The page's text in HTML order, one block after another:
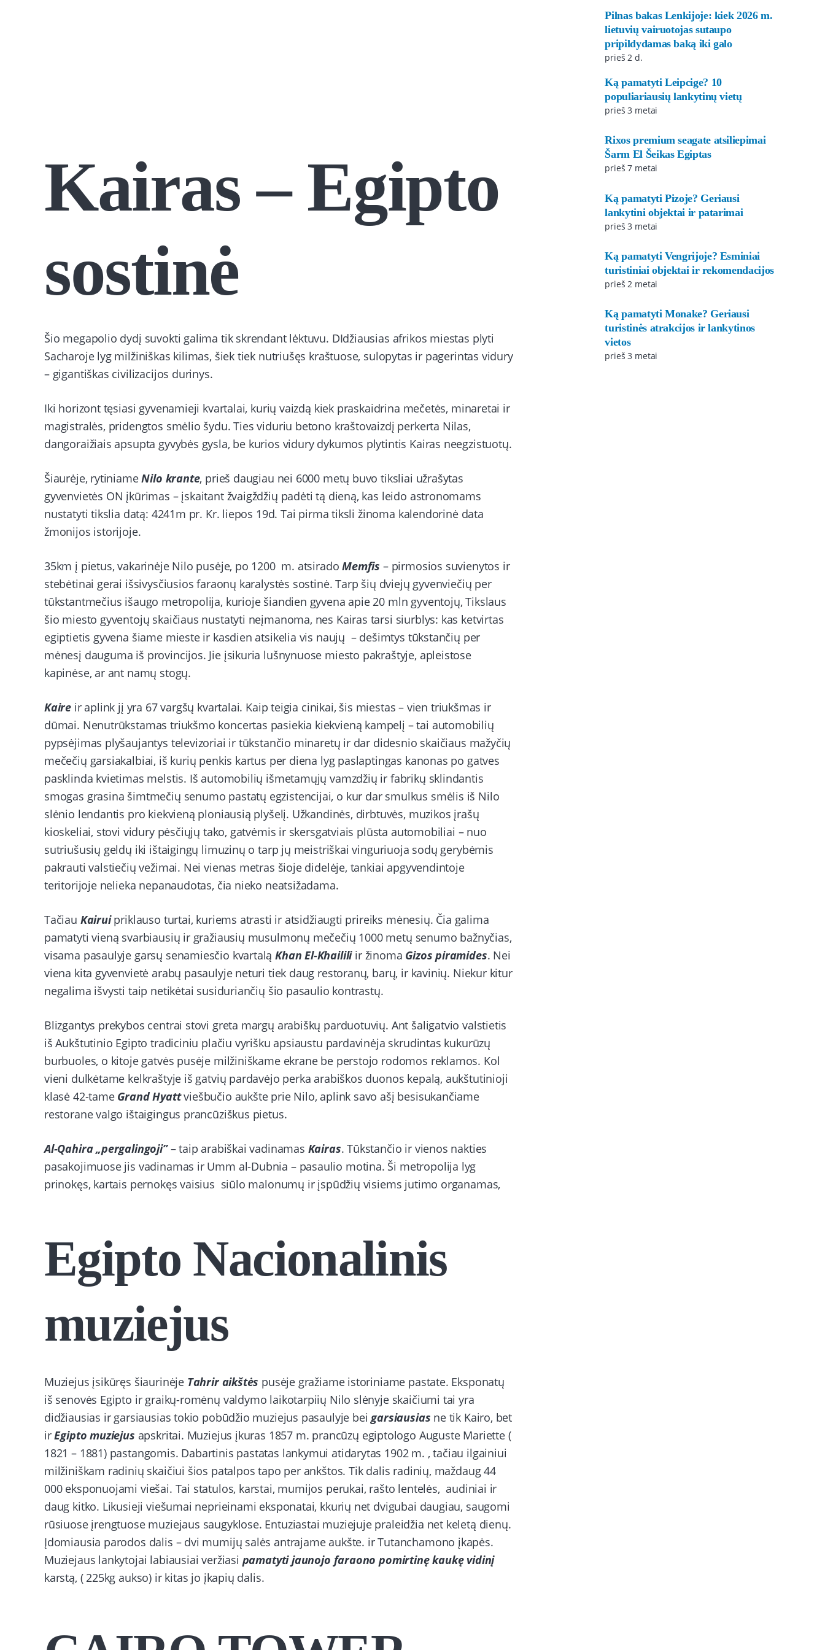
Kairas – Egipto
sostinė
Šio megapolio dydį suvokti galima tik skrendant lėktuvu. DIdžiausias afrikos miestas plyti
Sacharoje lyg milžiniškas kilimas, šiek tiek nutriušęs kraštuose, sulopytas ir pagerintas vidury
– gigantiškas civilizacijos durinys.
Iki horizont tęsiasi gyvenamieji kvartalai, kurių vaizdą kiek praskaidrina mečetės, minaretai ir
magistralės, pridengtos smėlio šydu. Ties viduriu betono kraštovaizdį perkerta Nilas,
dangoraižiais apsupta gyvybės gysla, be kurios vidury dykumos plytintis Kairas neegzistuotų.
Šiaurėje, rytiniameNilo krante, prieš daugiau nei 6000 metų buvo tiksliai užrašytas
gyvenvietės ON įkūrimas – įskaitant žvaigždžių padėti tą dieną, kas leido astronomams
nustatyti tikslia datą: 4241m pr. Kr. liepos 19d. Tai pirma tiksli žinoma kalendorinė data
žmonijos istorijoje.
35km į pietus, vakarinėje Nilo pusėje, po 1200 m. atsiradoMemfis – pirmosios suvienytos ir
stebėtinai gerai išsivysčiusios faraonų karalystės sostinė. Tarp šių dviejų gyvenviečių per
tūkstantmečius išaugo metropolija, kurioje šiandien gyvena apie 20 mln gyventojų, Tikslaus
šio miesto gyventojų skaičiaus nustatyti neįmanoma, nes Kairas tarsi siurblys: kas ketvirtas
egiptietis gyvena šiame mieste ir kasdien atsikelia vis naujų – dešimtys tūkstančių per
mėnesį dauguma iš provincijos. Jie įsikuria lušnynuose miesto pakraštyje, apleistose
kapinėse, ar ant namų stogų.
Kaire ir aplink jį yra 67 vargšų kvartalai. Kaip teigia cinikai, šis miestas – vien triukšmas ir
dūmai. Nenutrūkstamas triukšmo koncertas pasiekia kiekvieną kampelį – tai automobilių
pypsėjimas plyšaujantys televizoriai ir tūkstančio minaretų ir dar didesnio skaičiaus mažyčių
mečečių garsiakalbiai, iš kurių penkis kartus per diena lyg paslaptingas kanonas po gatves
pasklinda kvietimas melstis. Iš automobilių išmetamųjų vamzdžių ir fabrikų sklindantis
smogas grasina šimtmečių senumo pastatų egzistencijai, o kur dar smulkus smėlis iš Nilo
slėnio lendantis pro kiekvieną ploniausią plyšelį. Užkandinės, dirbtuvės, muzikos įrašų
kioskeliai, stovi vidury pėsčiųjų tako, gatvėmis ir skersgatviais plūsta automobiliai – nuo
sutriušusių geldų iki ištaigingų limuzinų o tarp jų meistriškai vinguriuoja sodų gerybėmis
pakrauti valstiečių vežimai. Nei vienas metras šioje didelėje, tankiai apgyvendintoje
teritorijoje nelieka nepanaudotas, čia nieko neatsižadama.
Tačiau Kairuipriklauso turtai, kuriems atrasti ir atsidžiaugti prireiks mėnesių. Čia galima
pamatyti vieną svarbiausių ir gražiausių musulmonų mečečių 1000 metų senumo bažnyčias,
visama pasaulyje garsų senamiesčio kvartaląKhan El-Khailili ir žinoma Gizos piramides. Nei
viena kita gyvenvietė arabų pasaulyje neturi tiek daug restoranų, barų, ir kavinių. Niekur kitur
negalima išvysti taip netikėtai susiduriančių šio pasaulio kontrastų.
Blizgantys prekybos centrai stovi greta margų arabiškų parduotuvių. Ant šaligatvio valstietis
iš Aukštutinio Egipto tradiciniu plačiu vyrišku apsiaustu pardavinėja skrudintas kukurūzų
burbuoles, o kitoje gatvės pusėje milžiniškame ekrane be perstojo rodomos reklamos. Kol
vieni dulkėtame kelkraštyje iš gatvių pardavėjo perka arabiškos duonos kepalą, aukštutinioji
klasė 42-tame Grand Hyattviešbučio aukšte prie Nilo, aplink savo ašį besisukančiame
restorane valgo ištaigingus prancūziškus pietus.
Al-Qahira „pergalingoji” – taip arabiškai vadinamas Kairas. Tūkstančio ir vienos nakties
pasakojimuose jis vadinamas ir Umm al-Dubnia – pasaulio motina. Ši metropolija lyg
prinokęs, kartais pernokęs vaisius siūlo malonumų ir įspūdžių visiems jutimo organamas,
Egipto Nacionalinis
muziejus
Muziejus įsikūręs šiaurinėje Tahrir aikštės pusėje gražiame istoriniame pastate. Eksponatų
iš senovės Egipto ir graikų-romėnų valdymo laikotarpiių Nilo slėnyje skaičiumi tai yra
didžiausias ir garsiausias tokio pobūdžio muziejus pasaulyje beigarsiausias ne tik Kairo, bet
irEgipto muziejus apskritai. Muziejus įkuras 1857 m. prancūzų egiptologo Auguste Mariette (
1821 – 1881) pastangomis. Dabartinis pastatas lankymui atidarytas 1902 m. , tačiau ilgainiui
milžiniškam radinių skaičiui šios patalpos tapo per ankštos. Tik dalis radinių, maždaug 44
000 eksponuojami viešai. Tai statulos, karstai, mumijos perukai, rašto lentelės, audiniai ir
daug kitko. Likusieji viešumai neprieinami eksponatai, kkurių net dvigubai daugiau, saugomi
rūsiuose įrengtuose muziejaus saugyklose. Entuziastai muziejuje praleidžia net keletą dienų.
Įdomiausia parodos dalis – dvi mumijų salės antrajame aukšte. ir Tutanchamono įkapės.
Muziejaus lankytojai labiausiai veržiasi pamatyti jaunojo faraono pomirtinę kaukę vidinį
karstą, ( 225kg aukso) ir kitas jo įkapių dalis.
Pilnas bakas Lenkijoje: kiek 2026 m.
lietuvių vairuotojas sutaupo
pripildydamas baką iki galo
prieš 2 d.
Ką pamatyti Leipcige? 10
populiariausių lankytinų vietų
prieš 3 metai
Rixos premium seagate atsiliepimai
Šarm El Šeikas Egiptas
prieš 7 metai
Ką pamatyti Pizoje? Geriausi
lankytini objektai ir patarimai
prieš 3 metai
Ką pamatyti Vengrijoje? Esminiai
turistiniai objektai ir rekomendacijos
prieš 2 metai
Ką pamatyti Monake? Geriausi
turistinės atrakcijos ir lankytinos
vietos
prieš 3 metai